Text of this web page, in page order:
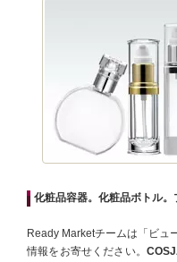
化粧品容器。化粧品ボトル
Ready Marketチームは「ビュ
情報をお寄せください。